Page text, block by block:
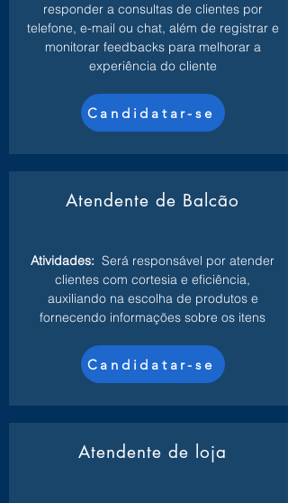
responder a consultas de clientes por
telefone, e-mail ou chat, além de registrar e
monitorar feedbacks para melhorar a
experiência do cliente
Candidatar-se
Atendente de Balcão
Atividades: Será responsável por atender
clientes com cortesia e eficiência,
auxiliando na escolha de produtos e
fornecendo informações sobre os itens
Candidatar-se
Atendente de loja